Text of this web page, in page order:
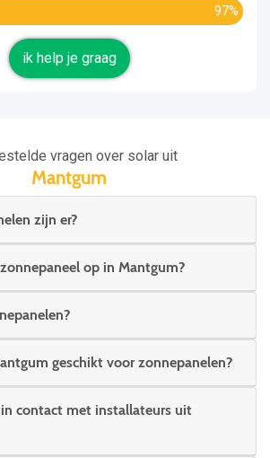
97%
ik help je graag
vragen over solar uit
Mantgum
zijn er?
op in Mantgum?
geschikt voor zonnepanelen?
contact met installateurs uit